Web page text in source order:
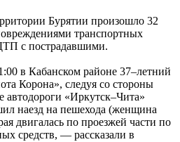
Бурятии произошло 32
транспортных
с пострадавшими.
в Кабанском районе 37–летний
Корона», следуя со стороны
автодороги «Иркутск–Чита»
наезд на пешехода (женщина
двигалась по проезжей части по
средств, — рассказали в